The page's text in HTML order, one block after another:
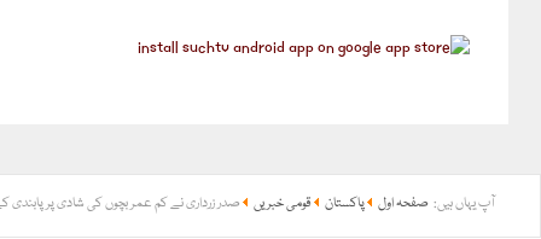
آپ یہاں ہیں: صفحہ اول پاکستان قومی خبریں صدر زرداری نے کم عمر بچوں کی شادی پر پابندی